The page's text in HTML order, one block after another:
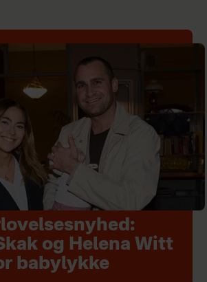
og Helena Witt
babylykke